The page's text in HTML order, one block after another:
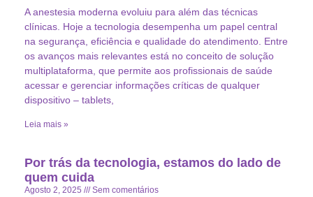
A anestesia moderna evoluiu para além das técnicas
clínicas. Hoje a tecnologia desempenha um papel central
na segurança, eficiência e qualidade do atendimento. Entre
os avanços mais relevantes está no conceito de solução
multiplataforma, que permite aos profissionais de saúde
acessar e gerenciar informações críticas de qualquer
dispositivo – tablets,
Leia mais »
Por trás da tecnologia, estamos do lado de
quem cuida
Agosto 2, 2025 Sem comentários